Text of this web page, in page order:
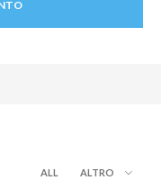
ALL ALTRO